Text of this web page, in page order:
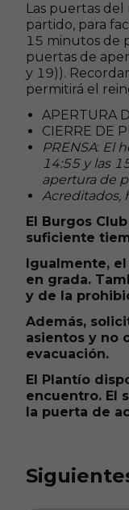
Las puertas
partido, para
15 minutos de
puertas de
y 19)).
permitirá el
APERTURA
CIERRE DE
PRENSA: El
14:55 y las
apertura de
Acreditados,
El Burgos
suficiente
Igualmente,
en grada.
y de la
Además,
asientos y no
evacuación.
El Plantío
encuentro. El
la puerta de